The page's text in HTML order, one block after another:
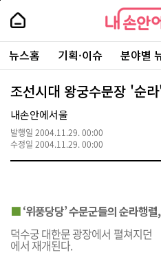
본
로
가
내
손
안
에
서
울
-
서
울
시
대
표
소
내
손
에
울
주
요
서
뉴스홈 기획·이슈 분야별
조선시대 왕궁수문장 '순
내손안에서울
발행일 2004.11.29. 00:00
수정일 2004.11.29. 00:00
■‘위풍당당’ 수문군들의 순라행
덕수궁 대한문 광장에서 펼쳐지던
에서 재개된다.
페
상
단
로